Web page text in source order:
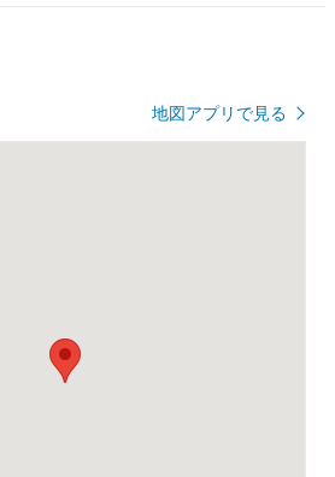
地図アプリで見る